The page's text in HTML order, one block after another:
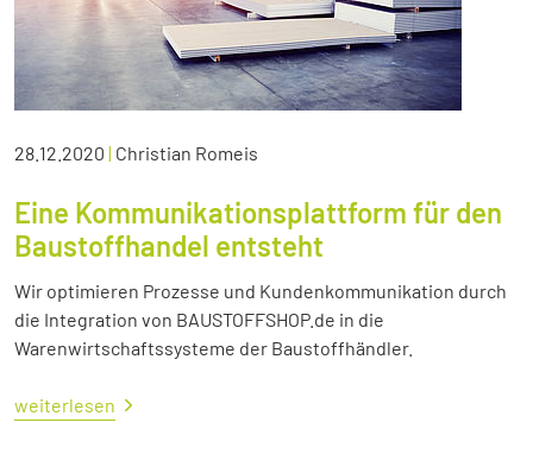
28.12.2020 | Christian Romeis
Eine Kommunikationsplattform für den
Baustoffhandel entsteht
Wir optimieren Prozesse und Kundenkommunikation durch
die Integration von BAUSTOFFSHOP.de in die
Warenwirtschaftssysteme der Baustoffhändler.
weiterlesen